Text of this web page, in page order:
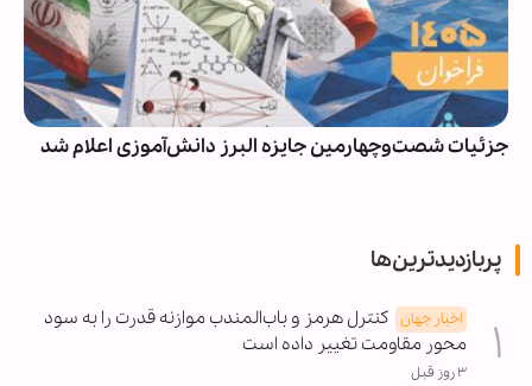
جزئیات شصت‌وچهارمین جایزه البرز دانش‌آموزی اعلام شد
پربازدیدترین‌ها
اخبار جهان کنترل هرمز و باب‌المندب موازنه قدرت را به سود
محور مقاومت تغییر داده است
۳ روز قبل